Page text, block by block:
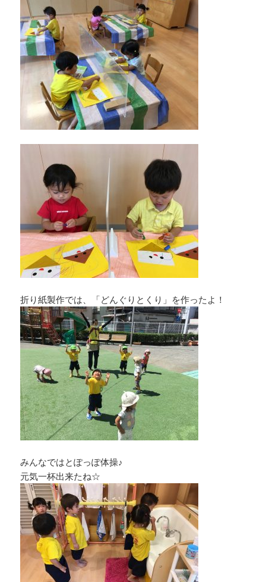
折り紙製作では、「どんぐりとくり」を作ったよ！
みんなではとぽっぽ体操♪
元気一杯出来たね☆